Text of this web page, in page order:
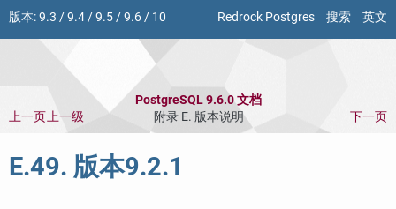
Redrock Postgres 搜索 英文
版本:9.3 /9.4/9.5/9.6/ 10
PostgreSQL 9.6.0 文档
上一页上一级 附录 E. 版本说明 下一页
E.49. 版本9.2.1